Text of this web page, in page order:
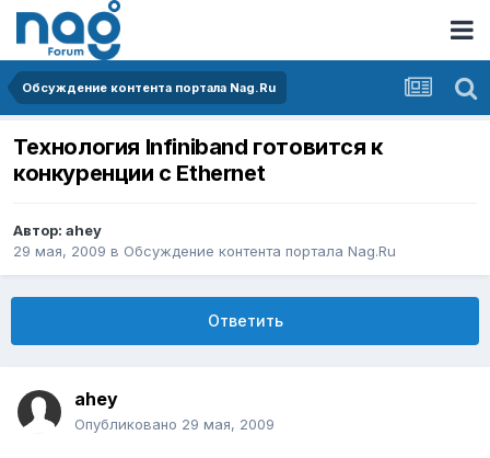
Обсуждение контента портала Nag.Ru
Технология Infiniband готовится к
конкуренции с Ethernet
Автор: ahey
29 мая, 2009 в Обсуждение контента портала Nag.Ru
Ответить
ahey
Опубликовано 29 мая, 2009